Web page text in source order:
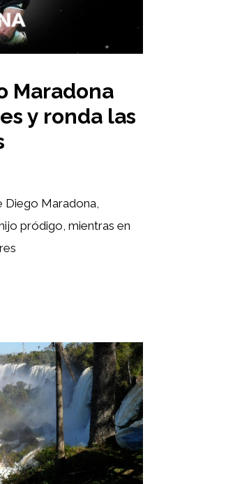
Maradona
y ronda las
Diego Maradona,
pródigo, mientras en